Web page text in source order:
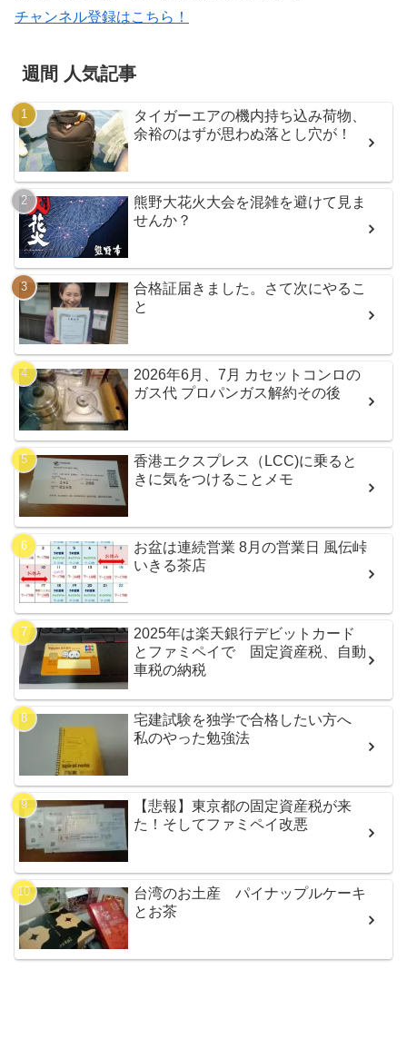
チャンネル登録はこちら！
週間 人気記事
タイガーエアの機内持ち込み荷物、
余裕のはずが思わぬ落とし穴が！
熊野大花火大会を混雑を避けて見ま
せんか？
合格証届きました。さて次にやるこ
と
2026年6月、7月 カセットコンロの
ガス代 プロパンガス解約その後
香港エクスプレス（LCC)に乗ると
きに気をつけることメモ
お盆は連続営業 8月の営業日 風伝峠
いきる茶店
2025年は楽天銀行デビットカード
とファミペイで 固定資産税、自動
車税の納税
宅建試験を独学で合格したい方へ
私のやった勉強法
【悲報】東京都の固定資産税が来
た！そしてファミペイ改悪
台湾のお土産 パイナップルケーキ
とお茶